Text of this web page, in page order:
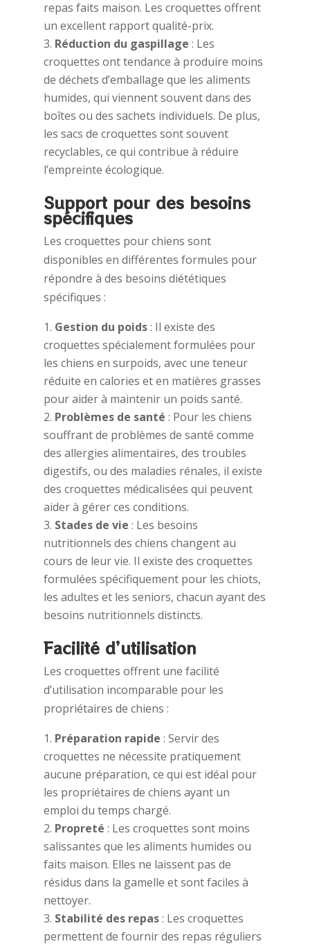
repas faits maison. Les croquettes offrent
un excellent rapport qualité-prix.
Réduction du gaspillage : Les
croquettes ont tendance à produire moins
de déchets d’emballage que les aliments
humides, qui viennent souvent dans des
boîtes ou des sachets individuels. De plus,
les sacs de croquettes sont souvent
recyclables, ce qui contribue à réduire
l’empreinte écologique.
Support pour des besoins
spécifiques
Les croquettes pour chiens sont
disponibles en différentes formules pour
répondre à des besoins diététiques
spécifiques :
Gestion du poids: Il existe des
croquettes spécialement formulées pour
les chiens en surpoids, avec une teneur
réduite en calories et en matières grasses
pour aider à maintenir un poids santé.
Problèmes de santé : Pour les chiens
souffrant de problèmes de santé comme
des allergies alimentaires, des troubles
digestifs, ou des maladies rénales, il existe
des croquettes médicalisées qui peuvent
aider à gérer ces conditions.
Stades de vie : Les besoins
nutritionnels des chiens changent au
cours de leur vie. Il existe des croquettes
formulées spécifiquement pour les chiots,
les adultes et les seniors, chacun ayant des
besoins nutritionnels distincts.
Facilité d’utilisation
Les croquettes offrent une facilité
d’utilisation incomparable pour les
propriétaires de chiens :
Préparation rapide : Servir des
croquettes ne nécessite pratiquement
aucune préparation, ce qui est idéal pour
les propriétaires de chiens ayant un
emploi du temps chargé.
Propreté : Les croquettes sont moins
salissantes que les aliments humides ou
faits maison. Elles ne laissent pas de
résidus dans la gamelle et sont faciles à
nettoyer.
Stabilité des repas: Les croquettes
permettent de fournir des repas réguliers